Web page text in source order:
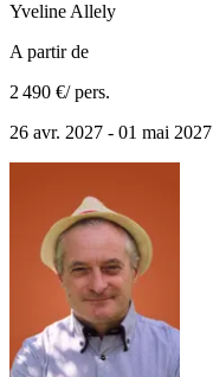
Yveline Allely
A partir de
2 490 €/ pers.
26 avr. 2027 - 01 mai 2027